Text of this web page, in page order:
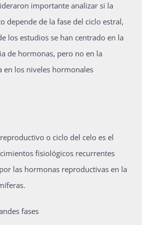
importante analizar si la
depende de la fase del ciclo estral,
los estudios se han centrado en la
de hormonas, pero no en la
en los niveles hormonales
o ciclo del celo es el
fisiológicos recurrentes
las hormonas reproductivas en la
fases